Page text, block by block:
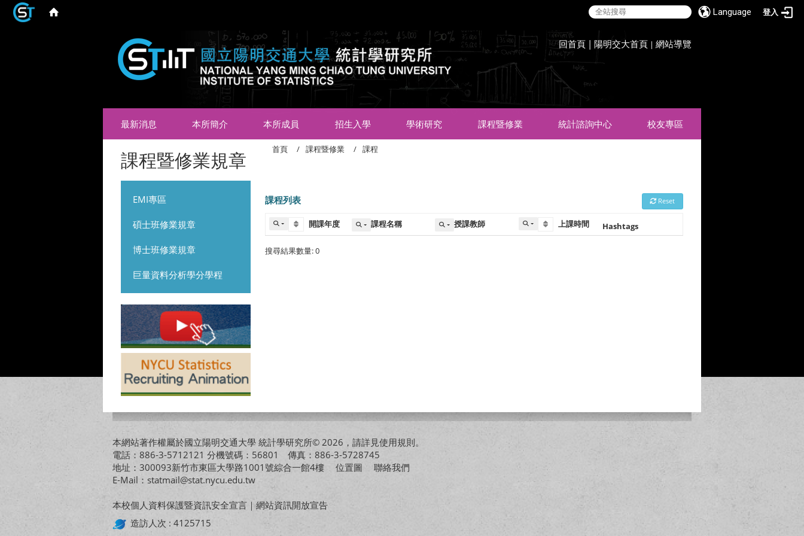
Language 登入
回首頁 | 陽明交大首頁 |網站導覽
最新消息 本所簡介 本所成員 招生入學 學術研究 課程暨修業 統計諮詢中心 校友專區
課程暨修業規章
EMI專區
碩士班修業規章
博士班修業規章
巨量資料分析學分學程
首頁 課程暨修業 課程
課程列表 Reset
開課年度 課程名稱 授課教師 上課時間 Hashtags
搜尋結果數量: 0
本網站著作權屬於國立陽明交通大學 統計學研究所© 2026，請詳見使用規則。
電話：886-3-5712121 分機號碼：56801 傳真：886-3-5728745
地址：300093新竹市東區大學路1001號綜合一館4樓 位置圖
聯絡我們
E-Mail：statmail@stat.nycu.edu.tw
本校個人資料保護暨資訊安全宣言 ｜ 網站資訊開放宣告
造訪人次 : 4125715